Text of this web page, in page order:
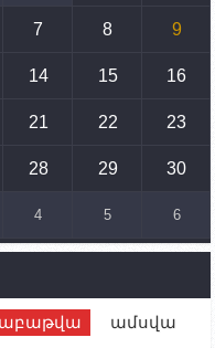
համար. իսպանացի
է
դիրքերի անձնակազմի
Ալեն
7 8 9
14 15 16
21 22 23
28 29 30
4 5 6
ամսվա